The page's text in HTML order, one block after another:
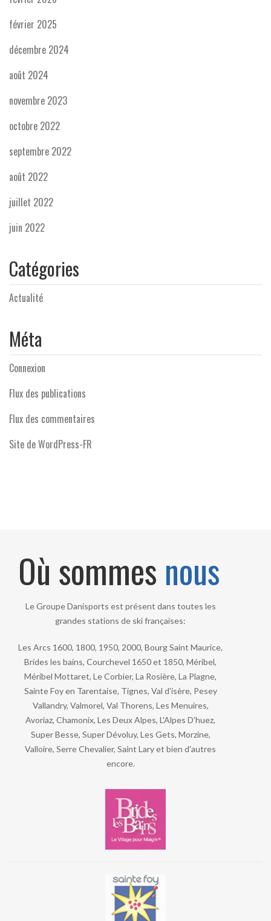
février 2025
décembre 2024
août 2024
novembre 2023
octobre 2022
septembre 2022
août 2022
juillet 2022
juin 2022
Catégories
Actualité
Méta
Connexion
Flux des publications
Flux des commentaires
Site de WordPress-FR
Où sommes nous
Le Groupe Danisports est présent dans toutes les
grandes stations de ski françaises:
Les Arcs 1600, 1800, 1950, 2000, Bourg Saint Maurice,
Brides les bains, Courchevel 1650 et 1850, Méribel,
Méribel Mottaret, Le Corbier, La Rosière, La Plagne,
Sainte Foy en Tarentaise, Tignes, Val d'isère, Pesey
Vallandry, Valmorel, Val Thorens, Les Menuires,
Avoriaz, Chamonix, Les Deux Alpes, L'Alpes D'huez,
Super Besse, Super Dévoluy, Les Gets, Morzine,
Valloire, Serre Chevalier, Saint Lary et bien d'autres
encore.